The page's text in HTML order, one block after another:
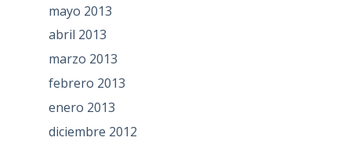
mayo 2013
abril 2013
marzo 2013
febrero 2013
enero 2013
diciembre 2012